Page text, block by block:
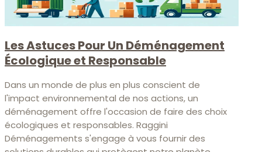
Les Astuces Pour Un Déménagement
Écologique et Responsable
Dans un monde de plus en plus conscient de
l'impact environnemental de nos actions, un
déménagement offre l'occasion de faire des choix
écologiques et responsables. Raggini
Déménagements s'engage à vous fournir des